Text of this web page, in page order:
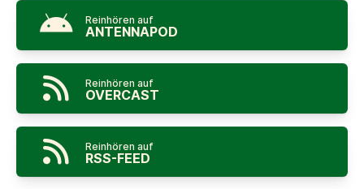
Reinhören auf
ANTENNAPOD
Reinhören auf
OVERCAST
Reinhören auf
RSS-FEED